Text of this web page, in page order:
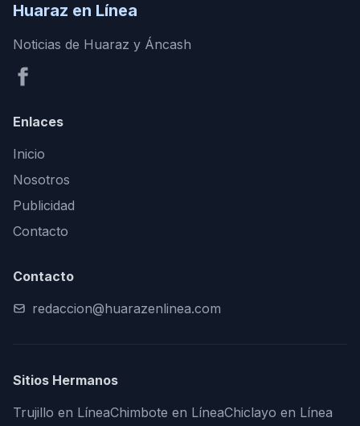
Huaraz en Línea
Noticias de Huaraz y Áncash
Enlaces
Inicio
Nosotros
Publicidad
Contacto
Contacto
redaccion@huarazenlinea.com
Sitios Hermanos
Trujillo en LíneaChimbote en LíneaChiclayo en Línea